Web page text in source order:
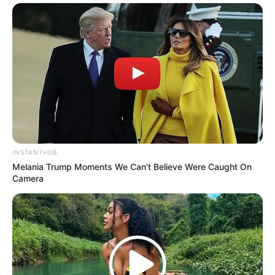
Fakta Menarik
Ia memiliki gelar S1 dan S2 yang keduanya ia dapatkan dari
Universitas Diponegoro.
Sebelum bekerja di Unilever, ia pernah bekerja di sejumlah
INSTANTHUB
Melania Trump Moments We Can't Believe Were Caught On
Camera